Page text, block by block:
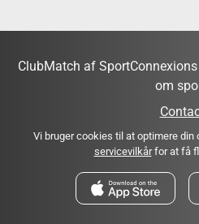
ClubMatch af
om
Vi bruger cookies til at optimere
servicevilkårfor at få